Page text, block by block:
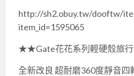
http://sh2.obuy.tw/dooftw/
item_id=1595065
★★Gate花花系列輕硬殼旅
全新改良 超耐磨360度靜音四